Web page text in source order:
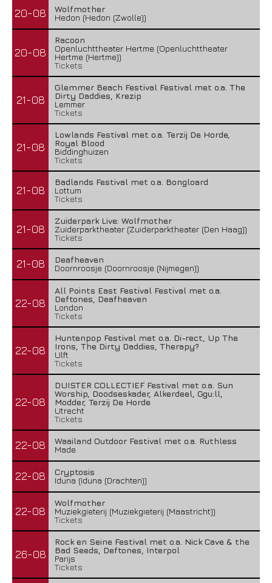
20-08
Wolfmother
Hedon (Hedon (Zwolle))
20-08
Racoon
Openluchttheater Hertme (Openluchttheater
Hertme (Hertme))
Tickets
21-08
Glemmer Beach Festival Festival met o.a. The
Dirty Daddies, Krezip
Lemmer
Tickets
21-08
Lowlands Festival met o.a. Terzij De Horde,
Royal Blood
Biddinghuizen
Tickets
21-08
Badlands Festival met o.a. Bongloard
Lottum
Tickets
21-08
Zuiderpark Live: Wolfmother
Zuiderparktheater (Zuiderparktheater (Den Haag))
Tickets
21-08
Deafheaven
Doornroosje (Doornroosje (Nijmegen))
22-08
All Points East Festival Festival met o.a.
Deftones, Deafheaven
London
Tickets
22-08
Huntenpop Festival met o.a. Di-rect, Up The
Irons, The Dirty Daddies, Therapy?
Ulft
Tickets
22-08
DUISTER COLLECTIEF Festival met o.a. Sun
Worship, Doodseskader, Alkerdeel, Ggu:ll,
Modder, Terzij De Horde
Utrecht
Tickets
22-08
Waailand Outdoor Festival met o.a. Ruthless
Made
22-08
Cryptosis
Iduna (Iduna (Drachten))
22-08
Wolfmother
Muziekgieterij (Muziekgieterij (Maastricht))
Tickets
26-08
Rock en Seine Festival met o.a. Nick Cave & the
Bad Seeds, Deftones, Interpol
Parijs
Tickets